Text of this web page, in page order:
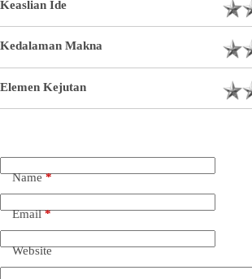
Keaslian Ide
Kedalaman Makna
Elemen Kejutan
Name*
Email*
Website